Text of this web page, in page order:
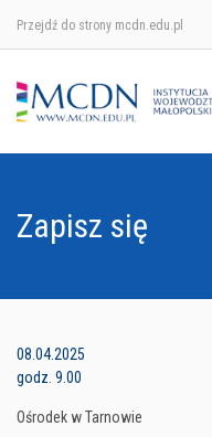
Przejdź do strony mcdn.edu.pl
Zapisz się
08.04.2025
godz. 9.00
Ośrodek w Tarnowie
Ośrodek